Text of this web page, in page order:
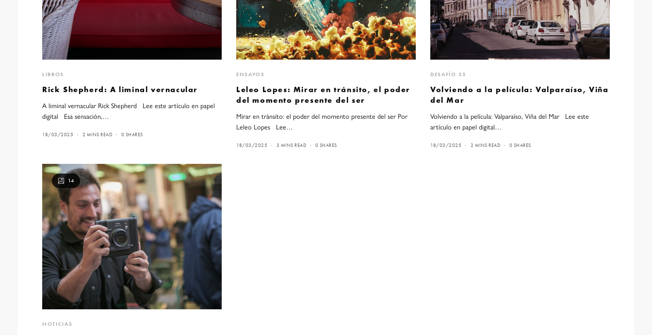
LIBROS
Rick Shepherd: A liminal vernacular
A liminal vernacular Rick Shepherd Lee este artículo en papel
digital Esa sensación,…
18/03/2025 2 MINS READ 0 SHARES
ENSAYOS
Leleo Lopes: Mirar en tránsito, el poder
del momento presente del ser
Mirar en tránsito: el poder del momento presente del ser Por
Leleo Lopes Lee…
18/03/2025 3 MINS READ 0 SHARES
DESAFÍO 35
Volviendo a la película: Valparaíso, Viña
del Mar
Volviendo a la película: Valparaíso, Viña del Mar Lee este
artículo en papel digital…
18/03/2025 2 MINS READ 0 SHARES
14
NOTICIAS